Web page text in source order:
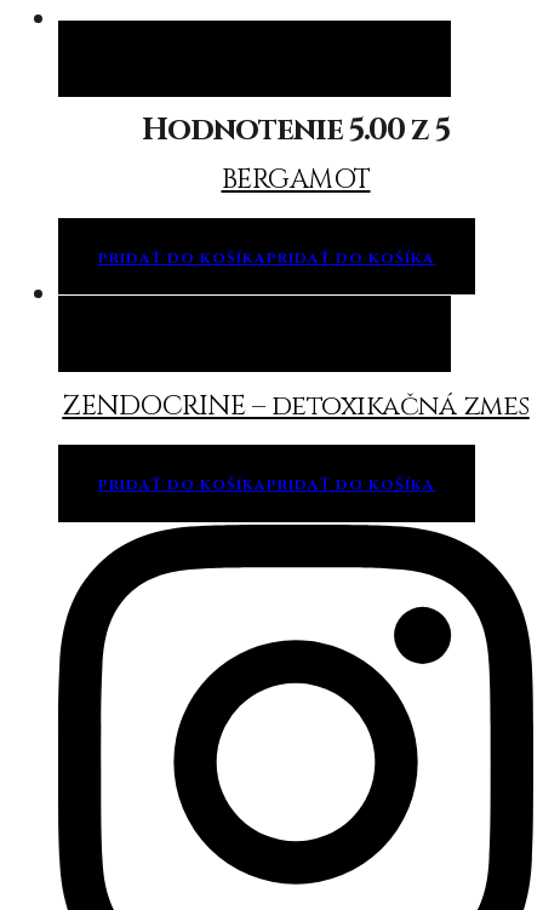
Hodnotenie5.00z 5
BERGAMOT
PRIDAŤ DO KOŠÍKAPRIDAŤ DO KOŠÍKA
ZENDOCRINE – detoxikačná zmes
PRIDAŤ DO KOŠÍKAPRIDAŤ DO KOŠÍKA